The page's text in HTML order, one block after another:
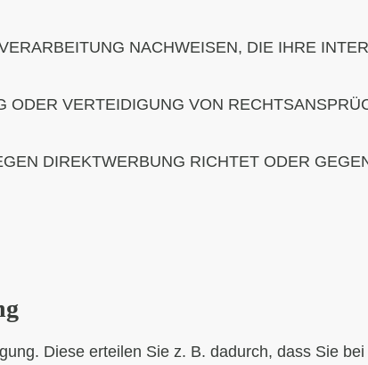
NACHWEISEN, DIE IHRE
VERTEIDIGUNG VON
DIREKTWERBUNG RICHTET ODER
Diese erteilen Sie z. B. dadurch, dass Sie